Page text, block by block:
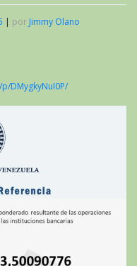
| por Jimmy Olano
DMygkyNuI0P/